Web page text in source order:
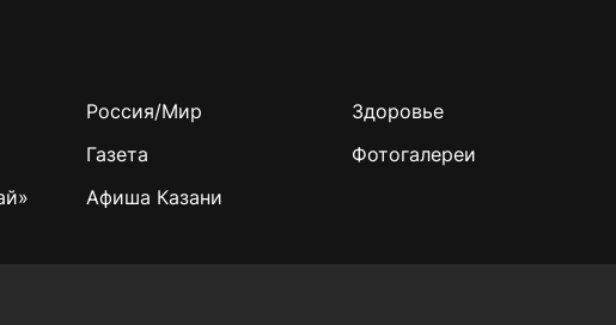
Россия/Мир
Здоровье
Газета
Фотогалереи
Афиша Казани